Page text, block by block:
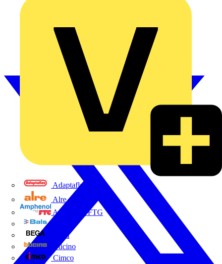
Adaptaflex
Alre
Amphenol FTG
Bega
Bticino
Cimco